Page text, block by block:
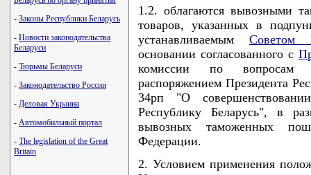
- Законы Республики Беларусь
- Новости законодательства
Беларуси
- Тюрьмы Беларуси
- Законодательство России
- Деловая Украина
- Автомобильный портал
- The legislation of the Great
Britain
1.2. облагаются вывозными
товаров, указанных в
устанавливаемым Советом
основании согласованного с
комиссии по вопросам
распоряжением Президента
34рп "О
Республику Беларусь", в
вывозных таможенных
Федерации.
2. Условием применения